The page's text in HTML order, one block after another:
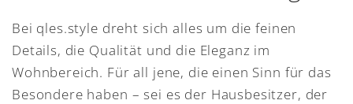
Bei qles.style dreht sich alles um die feinen
Details, die Qualität und die Eleganz im
Wohnbereich. Für all jene, die einen Sinn für das
Besondere haben – sei es der Hausbesitzer, der